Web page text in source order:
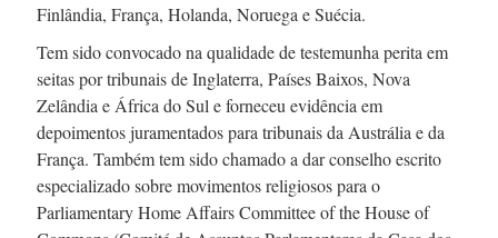
Finlândia, França, Holanda, Noruega e Suécia.
Tem sido convocado na qualidade de testemunha perita em
seitas por tribunais de Inglaterra, Países Baixos, Nova
Zelândia e África do Sul e forneceu evidência em
depoimentos juramentados para tribunais da Austrália e da
França. Também tem sido chamado a dar conselho escrito
especializado sobre movimentos religiosos para o
Parliamentary Home Affairs Committee of the House of